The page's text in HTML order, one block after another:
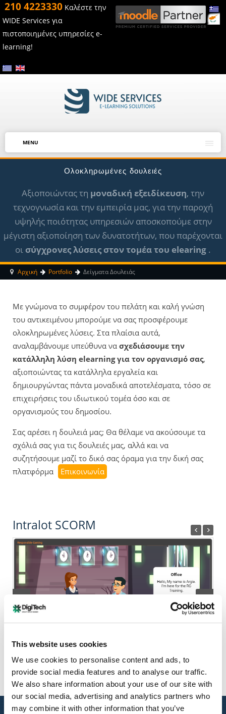
This website uses cookies
We use cookies to personalise content and ads, to
provide social media features and to analyse our traffic.
We also share information about your use of our site with
our social media, advertising and analytics partners who
may combine it with other information that you’ve
210 4223330 Καλέστε την
WIDE Services για
πιστοποιημένες υπηρεσίες e-
learning!
MENU
Ολοκληρωμένες δουλειές
Αξιοποιώντας τη μοναδική εξειδίκευση, την
τεχνογνωσία και την εμπειρία μας, για την παροχή
υψηλής ποιότητας υπηρεσιών αποσκοπούμε στην
μέγιστη αξιοποίηση των δυνατοτήτων, που παρέχονται
οισύγχρονες λύσεις στον τομέα του elearing .
Αρχική Portfolio Δείγματα Δουλειάς
Με γνώμονα το συμφέρον του πελάτη και καλή γνώση
του αντικειμένου μπορούμε να σας προσφέρουμε
ολοκληρωμένες λύσεις. Στα πλαίσια αυτά,
αναλαμβάνουμε υπεύθυνα να σχεδιάσουμε την
κατάλληλη λύση elearning για τον οργανισμό σας,
αξιοποιώντας τα κατάλληλα εργαλεία και
δημιουργώντας πάντα μοναδικά αποτελέσματα, τόσο σε
επιχειρήσεις του ιδιωτικού τομέα όσο και σε
οργανισμούς του δημοσίου.
Σας αρέσει η δουλειά μας; Θα θέλαμε να ακούσουμε τα
σχόλιά σας για τις δουλειές μας, αλλά και να
συζητήσουμε μαζί το δικό σας όραμα για την δική σας
πλατφόρμα
Επικοινωνία
Intralot SCORM
Πελάτες που μας εμπιστεύτηκαν